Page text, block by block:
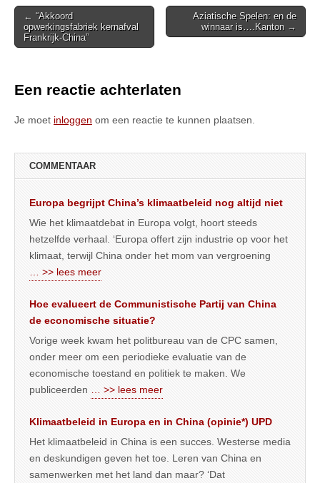
Post
navigation
← “Akkoord
opwerkingsfabriek kernafval
Frankrijk-China”
Aziatische Spelen: en de
winnaar is….Kanton →
Een reactie achterlaten
Je moet inloggen om een reactie te kunnen plaatsen.
COMMENTAAR
Europa begrijpt China’s klimaatbeleid nog altijd niet
Wie het klimaatdebat in Europa volgt, hoort steeds
hetzelfde verhaal. ‘Europa offert zijn industrie op voor het
klimaat, terwijl China onder het mom van vergroening
… >> lees meer
Hoe evalueert de Communistische Partij van China
de economische situatie?
Vorige week kwam het politbureau van de CPC samen,
onder meer om een periodieke evaluatie van de
economische toestand en politiek te maken. We
publiceerden
… >> lees meer
Klimaatbeleid in Europa en in China (opinie*) UPD
Het klimaatbeleid in China is een succes. Westerse media
en deskundigen geven het toe. Leren van China en
samenwerken met het land dan maar? ‘Dat